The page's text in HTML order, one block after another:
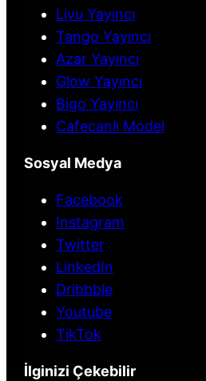
Livu Yayıncı
Tango Yayıncı
Azar Yayıncı
Glow Yayıncı
Bigo Yayıncı
Cafecanlı Model
Sosyal Medya
Facebook
Instagram
Twitter
LinkedIn
Dribbble
Youtube
TikTok
İlginizi Çekebilir